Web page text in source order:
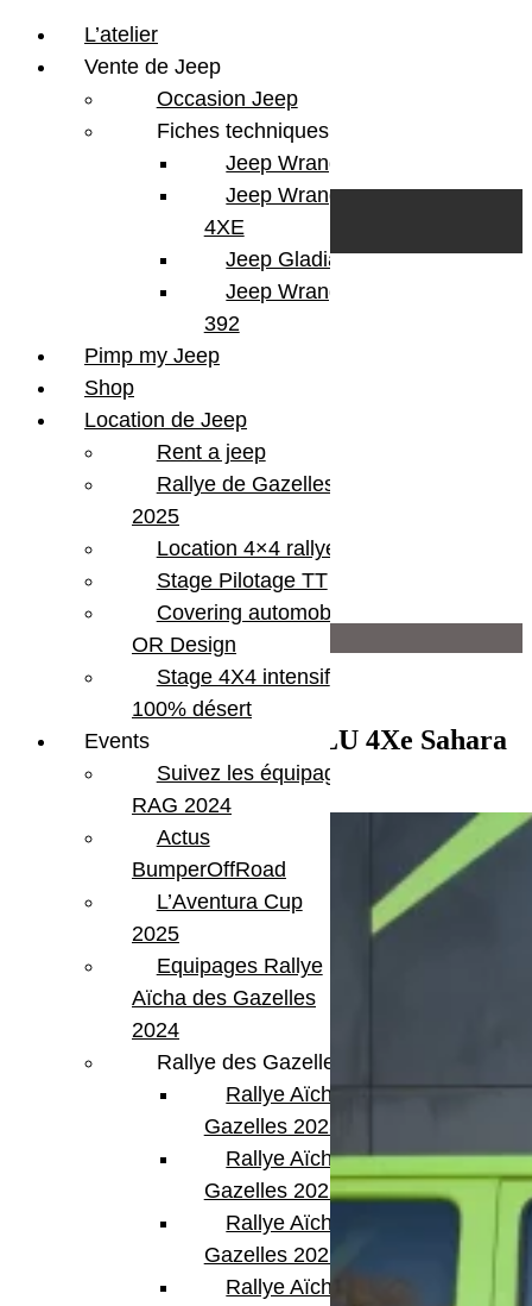
Wrangler JLU
Hybrid 4Xe
KMS
52000
Gecko
4 Portes
Essence, Hybrid
Automatique
2 L turbo
6 mois
Infos supplémentaires
Attelage
Marche Pieds
Optiques à led
Pack Full Led
Vendu – Jeep Wrangler JLU 4Xe Sahara
Gecko
L’atelier
Vente de Jeep
Occasion Jeep
Fiches techniques
Jeep Wrangler JL
Jeep Wrangler
4XE
Jeep Gladiator
Jeep Wrangler V8
392
Pimp my Jeep
Shop
Location de Jeep
Rent a jeep
Rallye de Gazelles
2025
Location 4×4 rallye
Stage Pilotage TT
Covering automobile –
OR Design
Stage 4X4 intensif
100% désert
Events
Suivez les équipages
RAG 2024
Actus
BumperOffRoad
L’Aventura Cup
2025
Equipages Rallye
Aïcha des Gazelles
2024
Rallye des Gazelles
Rallye Aïcha des
Gazelles 2023
Rallye Aïcha des
Gazelles 2022
Rallye Aïcha des
Gazelles 2021 -30th
Rallye Aïcha des